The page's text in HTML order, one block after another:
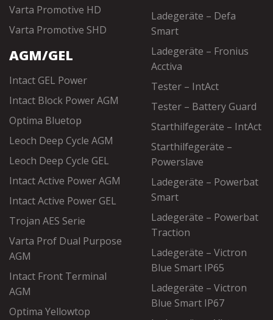
Varta Promotive HD
Varta Promotive SHD
AGM/GEL
Intact GEL Power
Intact Block Power AGM
Optima Bluetop
Leoch Deep Cycle AGM
Leoch Deep Cycle GEL
Intact Active Power AGM
Intact Active Power GEL
Trojan AES Serie
Varta Prof Dual Purpose
AGM
Intact Front Terminal
AGM
Optima Yellowtop
Ladegeräte – Defa
Smart
Ladegeräte – Fronius
Acctiva
Tester – IntAct
Tester – Battery Guard
Starthilfegeräte – IntAct
Starthilfegeräte –
Powerslave
Ladegeräte – Powerbat
Smart
Ladegeräte – Powerbat
Traction
Ladegeräte – Victron
Blue Smart IP65
Ladegeräte – Victron
Blue Smart IP67